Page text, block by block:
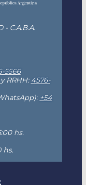
- C.A.B.A.
5566
RRHH: 4576-
+54
hs.
hs.